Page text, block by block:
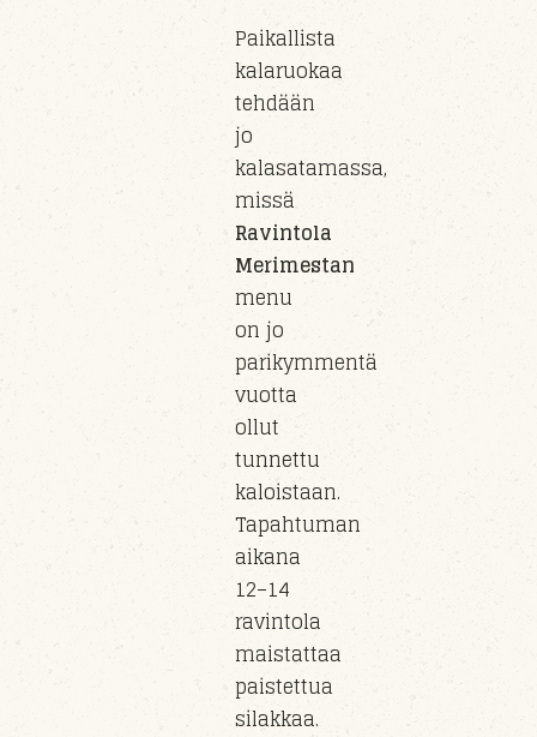
Paikallista
kalaruokaa
tehdään
jo
kalasatamassa,
missä
Ravintola
Merimestan
menu
on jo
parikymmentä
vuotta
ollut
tunnettu
kaloistaan.
Tapahtuman
aikana
12–14
ravintola
maistattaa
paistettua
silakkaa.